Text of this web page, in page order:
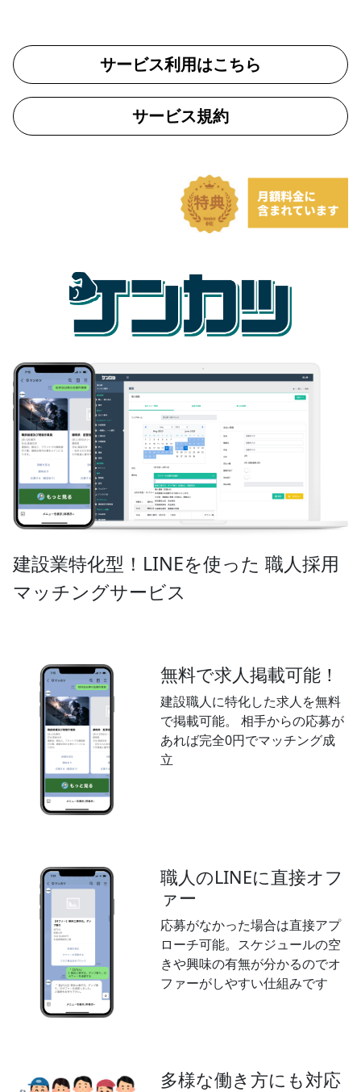
サービス利用はこちら
サービス規約
建設業特化型！LINEを使った 職人採用
マッチングサービス
無料で求人掲載可能！
建設職人に特化した求人を無料
で掲載可能。 相手からの応募が
あれば完全0円でマッチング成
立
職人のLINEに直接オフ
ァー
応募がなかった場合は直接アプ
ローチ可能。スケジュールの空
きや興味の有無が分かるのでオ
ファーがしやすい仕組みです
多様な働き方にも対応